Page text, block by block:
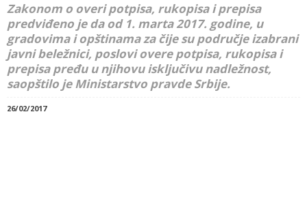
Zakonom o overi potpisa, rukopisa i prepisa
predviđeno je da od 1. marta 2017. godine, u
gradovima i opštinama za čije su područje izabrani
javni beležnici, poslovi overe potpisa, rukopisa i
prepisa pređu u njihovu isključivu nadležnost,
saopštilo je Ministarstvo pravde Srbije.
26/02/2017